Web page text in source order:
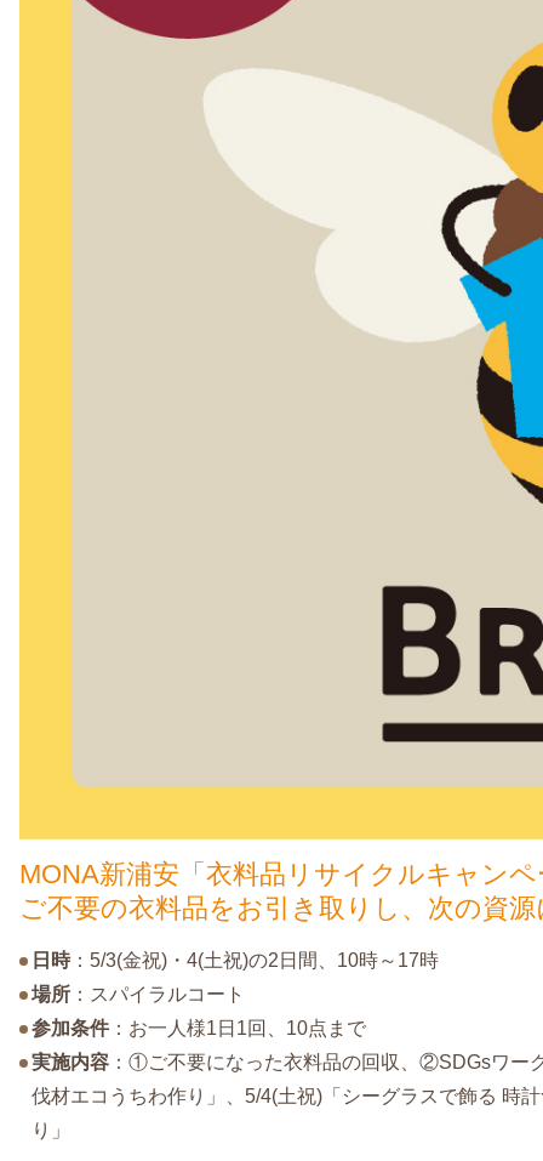
MONA新浦安「衣料品リサイクルキャン
ご不要の衣料品をお引き取りし、次の資
日時：5/3(金祝)・4(土祝)の2日間、10時～17時
場所 ：スパイラルコート
参加条件：お一人様1日1回、10点まで
実施内容 ：①ご不要になった衣料品の回収、②SDGsワ
伐材エコうちわ作り」、5/4(土祝)「シーグラスで飾る 時
り」